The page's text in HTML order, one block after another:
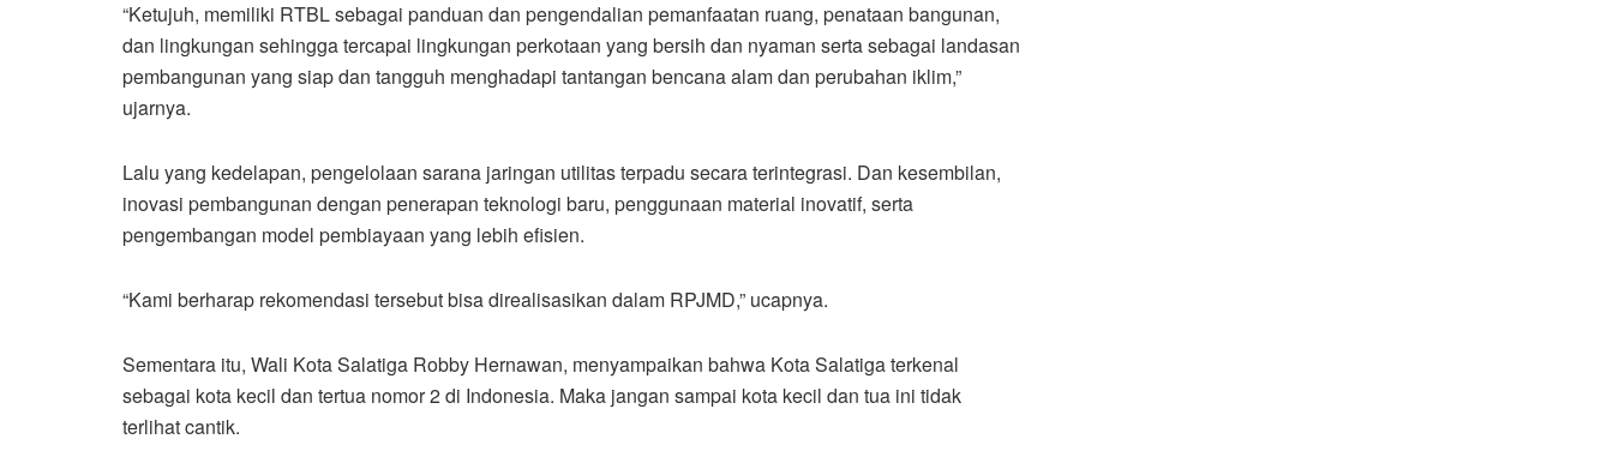
“Ketujuh, memiliki RTBL sebagai panduan dan pengendalian pemanfaatan ruang, penataan bangunan,
dan lingkungan sehingga tercapai lingkungan perkotaan yang bersih dan nyaman serta sebagai landasan
pembangunan yang siap dan tangguh menghadapi tantangan bencana alam dan perubahan iklim,”
ujarnya.
Lalu yang kedelapan, pengelolaan sarana jaringan utilitas terpadu secara terintegrasi. Dan kesembilan,
inovasi pembangunan dengan penerapan teknologi baru, penggunaan material inovatif, serta
pengembangan model pembiayaan yang lebih efisien.
“Kami berharap rekomendasi tersebut bisa direalisasikan dalam RPJMD,” ucapnya.
Sementara itu, Wali Kota Salatiga Robby Hernawan, menyampaikan bahwa Kota Salatiga terkenal
sebagai kota kecil dan tertua nomor 2 di Indonesia. Maka jangan sampai kota kecil dan tua ini tidak
terlihat cantik.